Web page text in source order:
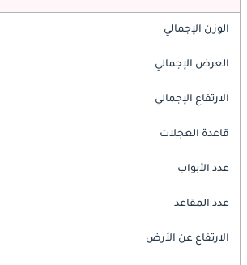
الوزن الإجمالي
العرض الإجمالي
الارتفاع الإجمالي
قاعدة العجلات
عدد الأبواب
عدد المقاعد
الارتفاع عن الأرض